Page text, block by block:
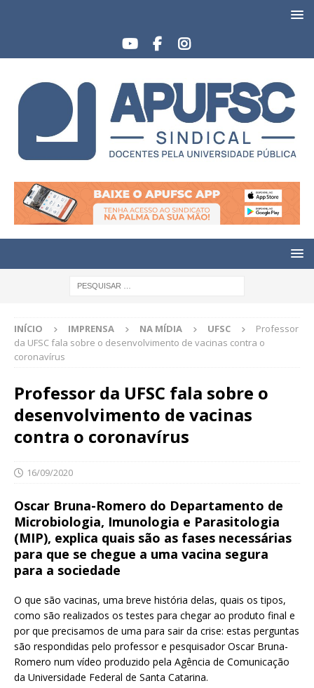
INÍCIO IMPRENSA NA MÍDIA UFSC
Professor
da UFSC fala sobre o desenvolvimento de vacinas contra o
coronavírus
Professor da UFSC fala sobre o
desenvolvimento de vacinas
contra o coronavírus
16/09/2020
Oscar Bruna-Romero do Departamento de
Microbiologia, Imunologia e Parasitologia
(MIP), explica quais são as fases necessárias
para que se chegue a uma vacina segura
para a sociedade
O que são vacinas, uma breve história delas, quais os tipos,
como são realizados os testes para chegar ao produto final e
por que precisamos de uma para sair da crise: estas perguntas
são respondidas pelo professor e pesquisador Oscar Bruna-
Romero num vídeo produzido pela Agência de Comunicação
da Universidade Federal de Santa Catarina.